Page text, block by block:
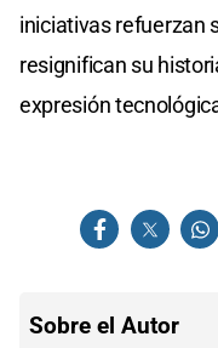
iniciativas refuerzan
resignifican su
expresión
Sobre el Autor